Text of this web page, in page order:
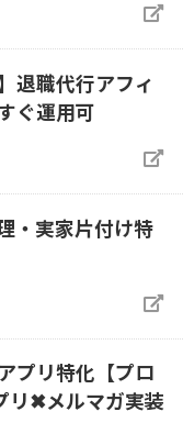
退職代行アフィ
ぐ運用可
・実家片付け特
プリ特化【プロ
✖メルマガ実装